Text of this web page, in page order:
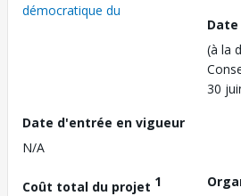
démocratique du
(à la
30
Date d'entrée en vigueur
N/A
Coût total du projet 1